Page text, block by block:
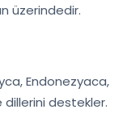
üzerindedir.
Endonezyaca,
destekler.